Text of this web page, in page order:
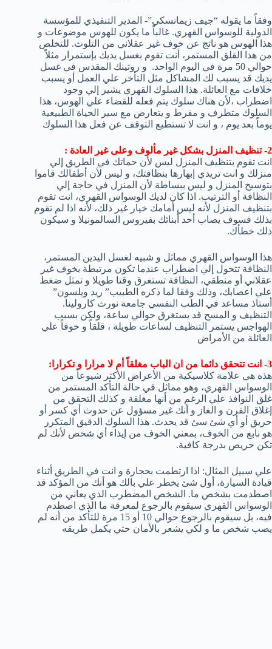
وفقاً ما يقوله “جيف زيمانسكي”- المدير التنفيذي للمؤسسة
الدولية للوسواس القهري. غالباً ما يكون للهوس موضوعات و
هذا الهوس هو ناتج عن خوف غير عقلاني من التلوث. للتخلص
من هذا القلق المستمر، أنت تقوم بغسل يديك بإستمرار مثلاً
حوالي 50 مرة في اليوم الواحد. و روتينك المقدس في غسل
يديك قد يسبب لك المشاكل مثل التأخر علي العمل أو يسبب
خلافات مع العائلة. هذا السلوك القهري يشير إلي وجود
اضطراب ،لأن هناك سلوك يتم فعله للقضاء علي الهوس، هذا
السلوك متطرف و مفرط و يتعارض مع سير الحياة الطبيعية
يوماً بعد يوم ، و انت لا تستطيع التوقف عن فعل هذا السلوك
2- تنظيف المنزل بشكل غير مألوف وعلى غير العادة :
انت تقوم بتنظيف المنزل ليس لأن حماتك في الطريق إلي
منزلك و انت تريدي إبهارها بنظافتك، و ليس لأن أطفالك قاموا
بتوسيخ المنزل و ليس ببساطة لأن المنزل في حاجة إلي
النظافة أو الترتيب. اذا كان لديك الوسواس القهري، انت تقوم
بتنظيف المنزل لأنه ليس أمامك خيار غير ذلك، لأنه اذا لم تقوم
بذلك فسوف يصاب أحد أبنائك بفيروس السالمونيلا و سيكون
ذلك خطأك.
هذا الوسواس القهري مماثل و شبيه لغسل اليدين المستمر،
النظافة تتحول إلي اضطراب عندما تكون مرتبطة بخوف غير
عقلاني أو منطقي، النظافة تستغرق وقتا طويلا و تمثل ضغط
علي اعصابك، وذلك وفقا لما ذكره الطبيب” ريد ويلسون”
أستاذ مساعد في الطب النفسي جامعة نورث كارولينا.
التنظيف و المسح قد يستغرق حوالي ساعة، ولكن بسبب
الهواجس يستمر التنظيف لساعات طويلة ، قلقاً و خوفاً علي
العائلة من الأمراض
3- انت تتحقق دائما من ان الباب مغلقاً أم لا مرارا و تكرارا:
هذه هي علامة كلاسيكية من الأعراض الأكثر شيوعاً من
الوسواس القهري، وهو مماثل في حالة التأكد المستمر من
غلق النوافذ علي الرغم من أنها مغلقة و كذلك التحقق من
إغلاق الفرن و الغاز و أنك غير مسؤول عن حدوث أي كسر أو
حريق أو أي شئ سئ قد يحدث. هذا السلوك الدقيق المتكرر
هو نابع من الخوف، بمعني الخوف من إيذاء أي شخص لأنك لم
تكن حريص بدرجة كافية.
علي سبيل المثال: اذا ارتطمت بحجارة و انت في الطريق أثناء
قيادة السيارة، أول شئ يخطر علي بالك هو أنك من المؤكد قد
اصطدمت بشخص ما. الشخص المضطرب الذي يعاني من
الوسواس القهري سيقوم بالرجوع لمعرقة ما الذي اصطدم
فيه، بل سيقوم بالرجوع حوالي 10 أو 15 مرة للتأكد من أنه لم
يصب شخص ما و لكي يشعر بالأمان حتي يكمل طريقه